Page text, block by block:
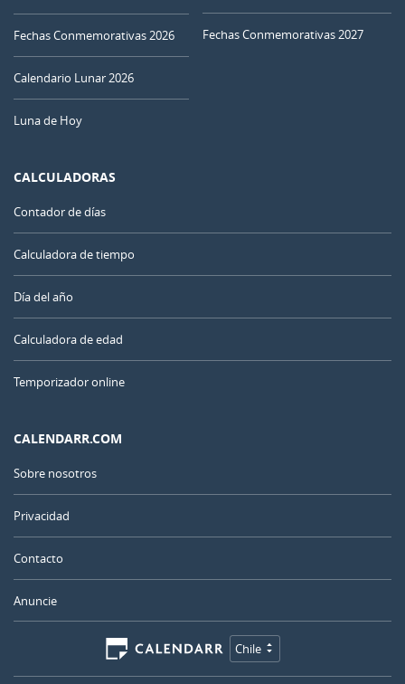
Fechas Conmemorativas 2026
Calendario Lunar 2026
Luna de Hoy
Fechas Conmemorativas 2027
CALCULADORAS
Contador de días
Calculadora de tiempo
Día del año
Calculadora de edad
Temporizador online
CALENDARR.COM
Sobre nosotros
Privacidad
Contacto
Anuncie
Chile